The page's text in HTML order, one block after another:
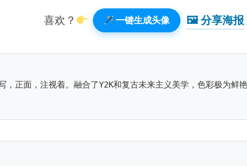
喜欢？ 一键生成头像 🖼 分享海报️
，正面，注视着。融合了Y2K和复古未来主义美学，色彩极为鲜